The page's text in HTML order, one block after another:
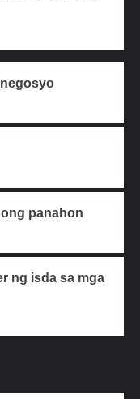
panahon
ng isda sa mga